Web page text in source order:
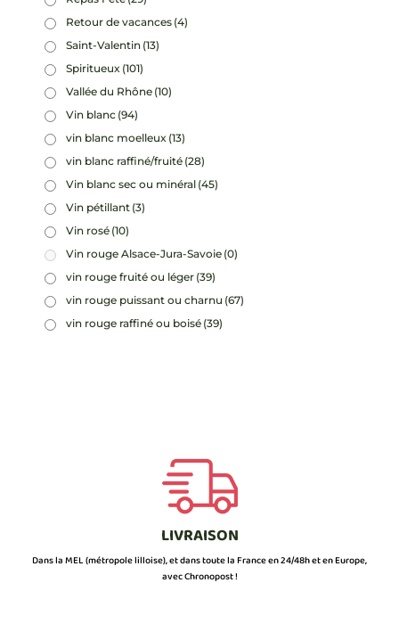
Retour de vacances (4)
Saint-Valentin (13)
Spiritueux (101)
Vallée du Rhône (10)
Vin blanc (94)
vin blanc moelleux (13)
vin blanc raffiné/fruité (28)
Vin blanc sec ou minéral (45)
Vin pétillant (3)
Vin rosé (10)
Vin rouge Alsace-Jura-Savoie (0)
vin rouge fruité ou léger (39)
vin rouge puissant ou charnu (67)
vin rouge raffiné ou boisé (39)
LIVRAISON
Dans la MEL (métropole lilloise), et dans toute la France en 24/48h et en Europe,
avec Chronopost !